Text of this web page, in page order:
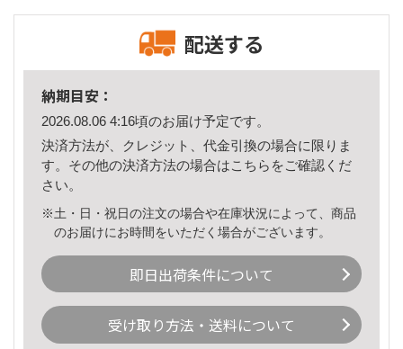
配送する
納期目安：
2026.08.06 4:16頃のお届け予定です。
決済方法が、クレジット、代金引換の場合に限りま
す。その他の決済方法の場合はこちら をご確認くだ
さい。
※土・日・祝日の注文の場合や在庫状況によって、商品
のお届けにお時間をいただく場合がございます。
即日出荷条件について
受け取り方法・送料について